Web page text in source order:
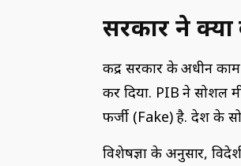
सरकार ने क्या
केंद्र सरकार के अधीन
कर दिया. PIB ने सोशल
फर्जी (Fake) है. देश के
विशेषज्ञों के अनुसार,